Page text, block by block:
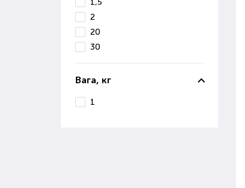
1,5
2
20
30
Вага, кг
1